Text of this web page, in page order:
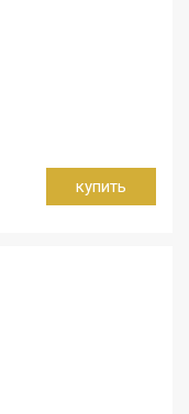
купить